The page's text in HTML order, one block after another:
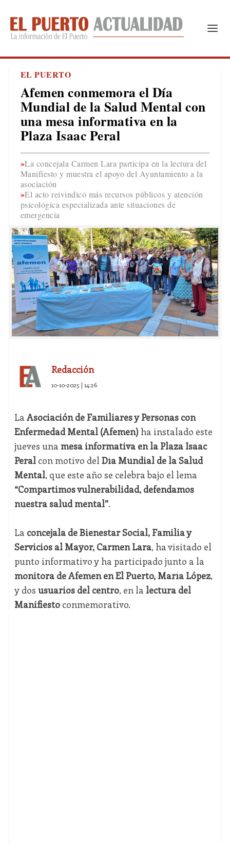
EL PUERTO
Afemen conmemora el Día
Mundial de la Salud Mental con
una mesa informativa en la
Plaza Isaac Peral
La concejala Carmen Lara participa en la lectura del
Manifiesto y muestra el apoyo del Ayuntamiento a la
asociación
El acto reivindicó más recursos públicos y atención
psicológica especializada ante situaciones de
emergencia
Redacción
10-10-2025 | 14:26
La Asociación de Familiares y Personas con
Enfermedad Mental (Afemen)ha instalado este
jueves una mesa informativa en la Plaza Isaac
Peralcon motivo del Día Mundial de la Salud
Mental, que este año se celebra bajo el lema
“Compartimos vulnerabilidad, defendamos
nuestra salud mental”.
La concejala de Bienestar Social, Familia y
Servicios al Mayor, Carmen Lara, ha visitado el
punto informativo y ha participado junto a la
monitora de Afemen en El Puerto, María López,
y dos usuarios del centro, en la lectura del
Manifiestoconmemorativo.